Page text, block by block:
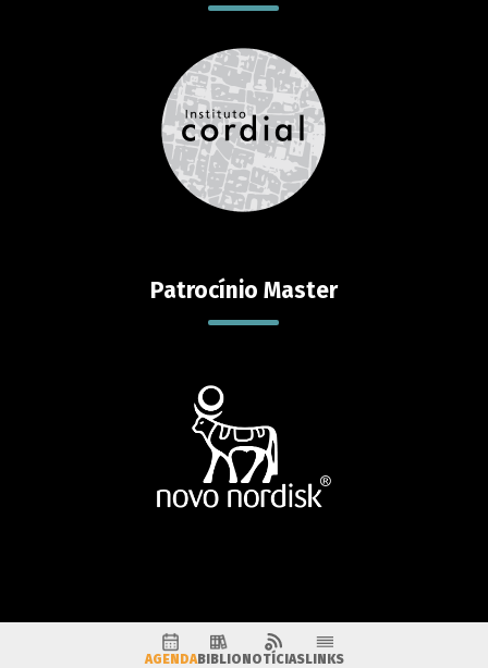
AGENDABIBLIO NOTÍCIASLINKS
Patrocínio Master